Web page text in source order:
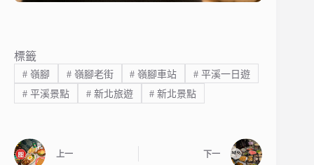
標籤
#嶺腳 #嶺腳老街 # 嶺腳車站 # 平溪一日遊
#平溪景點 #新北旅遊 # 新北景點
上一 下一